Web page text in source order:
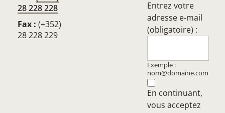
28 228 228
Fax : (+352)
28 228 229
Entrez votre
adresse e-mail
(obligatoire) :
Exemple :
nom@domaine.com
En continuant,
vous acceptez